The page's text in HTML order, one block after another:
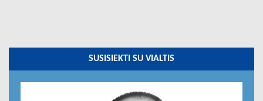
SUSISIEKTI SU VIALTIS